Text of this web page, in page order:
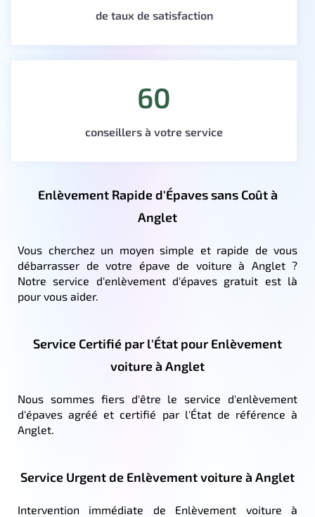
de taux de satisfaction
60
conseillers à votre service
Enlèvement Rapide d'Épaves sans Coût à
Anglet
Vous cherchez un moyen simple et rapide de vous
débarrasser de votre épave de voiture à Anglet ?
Notre service d'enlèvement d'épaves gratuit est là
pour vous aider.
Service Certifié par l'État pour Enlèvement
voiture à Anglet
Nous sommes fiers d'être le service d'enlèvement
d'épaves agréé et certifié par l'État de référence à
Anglet.
Service Urgent de Enlèvement voiture à Anglet
Intervention immédiate de Enlèvement voiture à